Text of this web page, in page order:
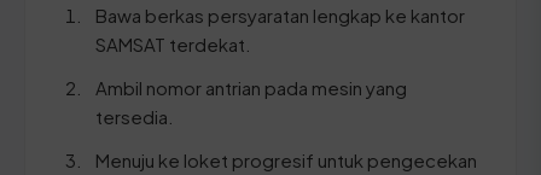
Bawa berkas persyaratan lengkap ke kantor
SAMSAT terdekat.
Ambil nomor antrian pada mesin yang
tersedia.
Menuju ke loket progresif untuk pengecekan